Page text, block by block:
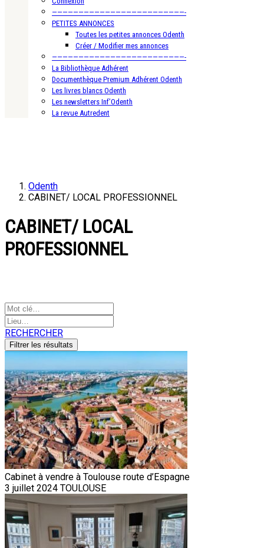
—————————————————————————-
PETITES ANNONCES
Toutes les petites annonces Odenth
Créer / Modifier mes annonces
—————————————————————————-
La Bibliothèque Adhérent
Documenthèque Premium Adhérent Odenth
Les livres blancs Odenth
Les newsletters Inf’Odenth
La revue Autredent
Odenth
CABINET/ LOCAL PROFESSIONNEL
CABINET/ LOCAL
PROFESSIONNEL
RECHERCHER
Cabinet à vendre à Toulouse route d’Espagne
3 juillet 2024 TOULOUSE